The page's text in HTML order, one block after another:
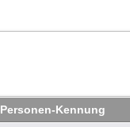
Personen-Kennung